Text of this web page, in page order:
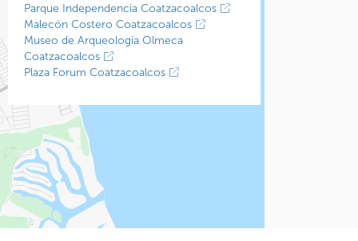
Parque Independencia Coatzacoalcos
Malecón Costero Coatzacoalcos
Museo de Arqueología Olmeca
Coatzacoalcos
Plaza Forum Coatzacoalcos